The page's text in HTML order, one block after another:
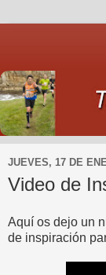
JUEVES, 17 DE
Video de
Aquí os dejo un
de inspiración